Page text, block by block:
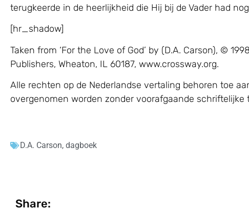
terugkeerde in de heerlijkheid die Hij bij de Vader had
[hr_shadow]
Taken from ‘For the Love of God’ by (D.A. Carson), ©
Publishers, Wheaton, IL 60187, www.crossway.org.
Alle rechten op de Nederlandse vertaling behoren toe
overgenomen worden zonder voorafgaande schriftelijke
D.A. Carson, dagboek
Share: